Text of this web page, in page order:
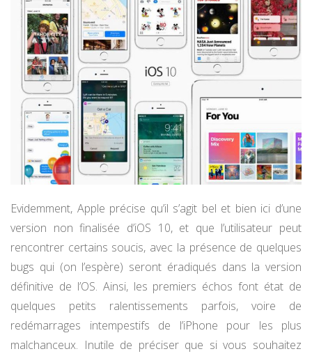
Evidemment, Apple précise qu’il s’agit bel et bien ici d’une
version non finalisée d’iOS 10, et que l’utilisateur peut
rencontrer certains soucis, avec la présence de quelques
bugs qui (on l’espère) seront éradiqués dans la version
définitive de l’OS. Ainsi, les premiers échos font état de
quelques petits ralentissements parfois, voire de
redémarrages intempestifs de l’iPhone pour les plus
malchanceux. Inutile de préciser que si vous souhaitez